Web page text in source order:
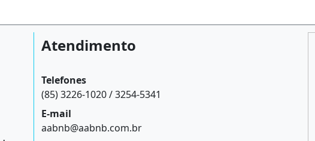
Atendimento
Telefones
(85) 3226-1020 / 3254-5341
E-mail
aabnb@aabnb.com.br